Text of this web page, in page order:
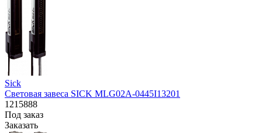
Sick
Световая завеса SICK MLG02A-0445I13201
1215888
Под заказ
Заказать